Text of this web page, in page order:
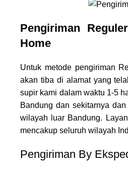
Pengiriman
Home
Untuk metode pengiriman
akan tiba di alamat yang
supir kami dalam waktu 1-5
Bandung dan sekitarnya
wilayah luar Bandung.
mencakup seluruh wilayah
Pengiriman By